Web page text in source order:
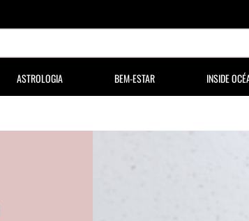
ASTROLOGIA BEM-ESTAR INSIDE